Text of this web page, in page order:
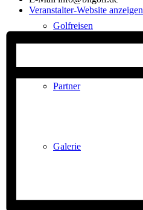
Golfreisen
Partner
Galerie
Veranstalter-Website anzeigen